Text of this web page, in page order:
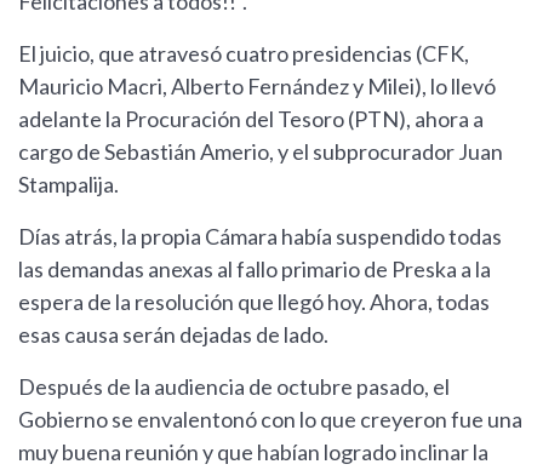
El juicio, que atravesó cuatro presidencias (CFK,
Mauricio Macri, Alberto Fernández y Milei), lo llevó
adelante la Procuración del Tesoro (PTN), ahora a
cargo de Sebastián Amerio, y el subprocurador Juan
Stampalija.
Días atrás, la propia Cámara había suspendido todas
las demandas anexas al fallo primario de Preska a la
espera de la resolución que llegó hoy. Ahora, todas
esas causa serán dejadas de lado.
Después de la audiencia de octubre pasado, el
Gobierno se envalentonó con lo que creyeron fue una
muy buena reunión y que habían logrado inclinar la